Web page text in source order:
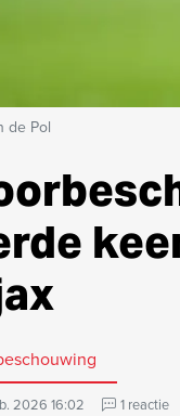
de Pol
2026 16:02 1 reactie